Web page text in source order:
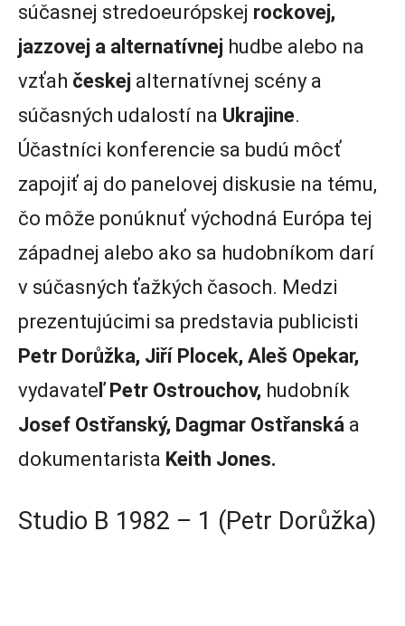
súčasnej stredoeurópskej rockovej,
jazzovej a alternatívnej hudbe alebo na
vzťah českej alternatívnej scény a
súčasných udalostí na Ukrajine.
Účastníci konferencie sa budú môcť
zapojiť aj do panelovej diskusie na tému,
čo môže ponúknuť východná Európa tej
západnej alebo ako sa hudobníkom darí
v súčasných ťažkých časoch. Medzi
prezentujúcimi sa predstavia publicisti
Petr Dorůžka, Jiří Plocek, Aleš Opekar,
vydavate ľ Petr Ostrouchov, hudobník
Josef Ostřanský, Dagmar Ostřanská a
dokumentarista Keith Jones.
Studio B 1982 – 1 (Petr Dorůžka)